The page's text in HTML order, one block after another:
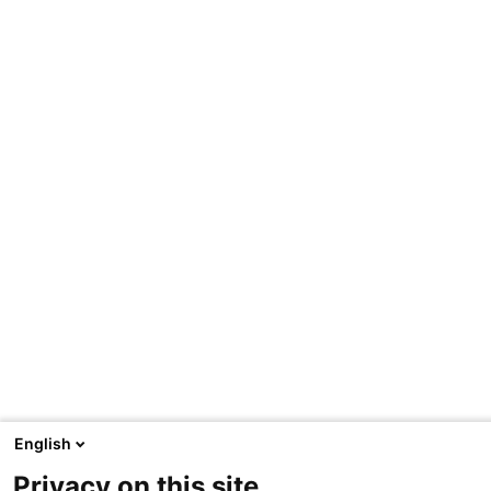
English